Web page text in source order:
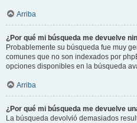
Arriba
¿Por qué mi búsqueda me devuelve
Probablemente su búsqueda fue muy
comunes que no son indexados por
opciones disponibles en la búsqueda
Arriba
¿Por qué mi búsqueda me devuelve
La búsqueda devolvió demasiados